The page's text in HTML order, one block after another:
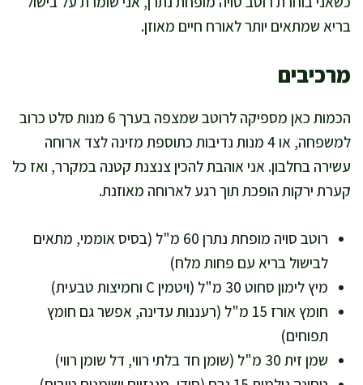
בריא שמתאים יותר לאורח חיים מאוזן.
מרכיבים
הכמות כאן מספיקה לרוטב שמצפה בערך 6 מנות סלט כרוב
למשפחה, או 4 מנות נדיבות כתוספת מזינה לצד ארוחה
עשירה בחלבון. אני אוהבת להכין צנצנת קטנה במקרר, ואז כל
קערת ירקות הופכת תוך רגע לארוחה מאוזנת.
רוטב סויה מופחת נתרן 60 מ"ל (בסיס אוממי, מתאים
לבישול בריא עם פחות מלח)
מיץ לימון סחוט 30 מ"ל (ויטמין C וחמיצות טבעית)
חומץ אורז 15 מ"ל (רעננות עדינה, אפשר גם חומץ
תפוחים)
שמן זית 30 מ"ל (שומן חד בלתי רווי, דל שומן רווי)